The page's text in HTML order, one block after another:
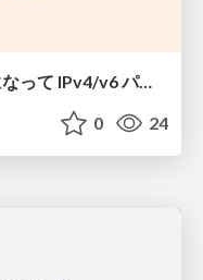
ゲームで挑戦！VPC の気持ちになって IPv4/v6 パケットをルーティングしよう！
0 24